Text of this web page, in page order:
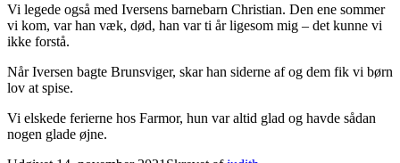
Vi legede også med Iversens barnebarn Christian. Den ene sommer
vi kom, var han væk, død, han var ti år ligesom mig – det kunne vi
ikke forstå.
Når Iversen bagte Brunsviger, skar han siderne af og dem fik vi børn
lov at spise.
Vi elskede ferierne hos Farmor, hun var altid glad og havde sådan
nogen glade øjne.